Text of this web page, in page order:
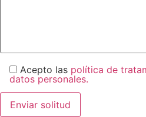
Acepto las política de
datos personales.